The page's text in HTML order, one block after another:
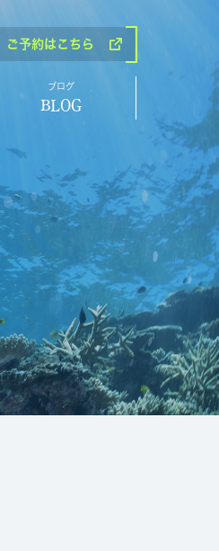
ご予約はこちら
ブログ
BLOG